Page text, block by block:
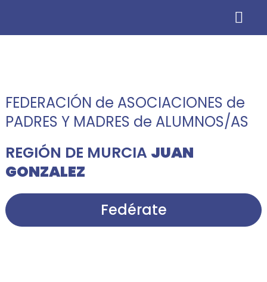
FEDERACIÓN de ASOCIACIONES de
PADRES Y MADRES de ALUMNOS/AS
REGIÓN DE MURCIA JUAN
GONZALEZ
Fedérate